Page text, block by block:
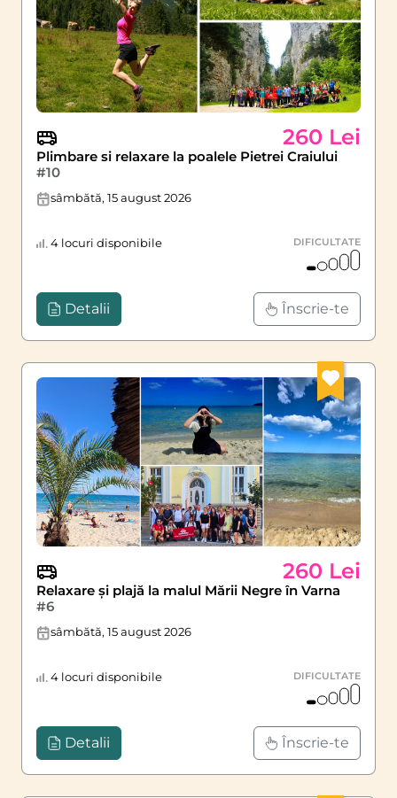
260 Lei
Plimbare si relaxare la poalele Pietrei Craiului
#10
sâmbătă, 15 august 2026
4 locuri disponibile DIFICULTATE
Detalii Înscrie-te
260 Lei
Relaxare și plajă la malul Mării Negre în Varna
#6
sâmbătă, 15 august 2026
4 locuri disponibile DIFICULTATE
Detalii Înscrie-te